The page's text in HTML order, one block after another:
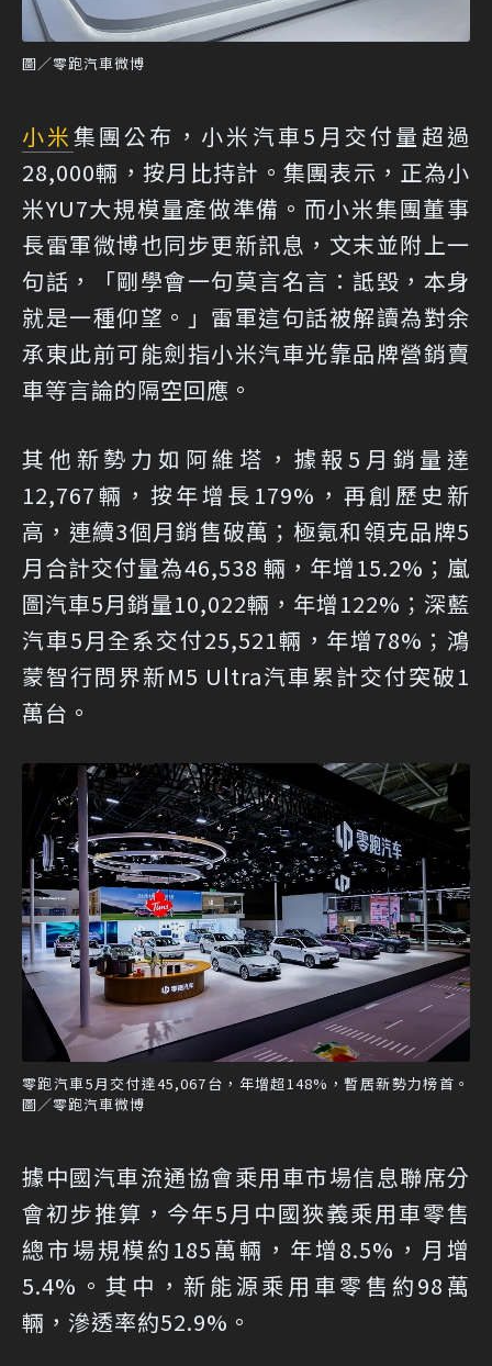
圖／零跑汽車微博
小米集團公布，小米汽車5月交付量超過
28,000輛，按月比持計。集團表示，正為小
米YU7大規模量產做準備。而小米集團董事
長雷軍微博也同步更新訊息，文末並附上一
句話，「剛學會一句莫言名言：詆毀，本身
就是一種仰望。」雷軍這句話被解讀為對余
承東此前可能劍指小米汽車光靠品牌營銷賣
車等言論的隔空回應。
其他新勢力如阿維塔，據報5月銷量達
12,767輛，按年增長179%，再創歷史新
高，連續3個月銷售破萬；極氪和領克品牌5
月合計交付量為46,538 輛，年增15.2%；嵐
圖汽車5月銷量10,022輛，年增122%；深藍
汽車5月全系交付25,521輛，年增78%；鴻
蒙智行問界新M5 Ultra汽車累計交付突破1
萬台。
零跑汽車5月交付達45,067台，年增超148%，暫居新勢力榜首。
圖／零跑汽車微博
據中國汽車流通協會乘用車市場信息聯席分
會初步推算，今年5月中國狹義乘用車零售
總市場規模約185萬輛，年增8.5%，月增
5.4%。其中，新能源乘用車零售約98萬
輛，滲透率約52.9%。